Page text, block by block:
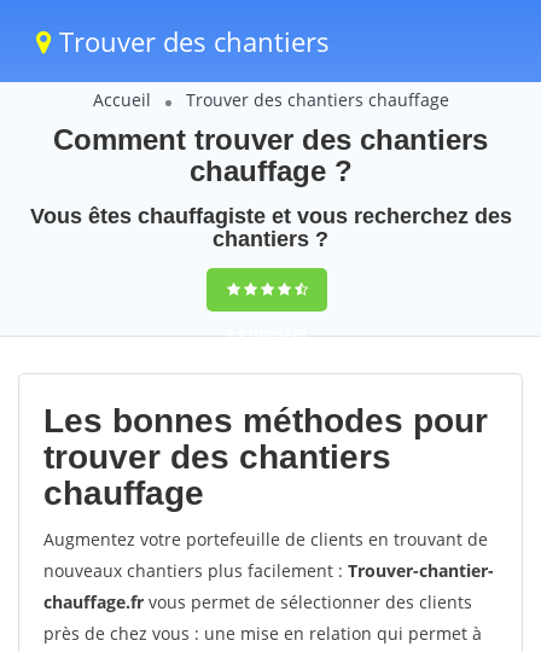
Trouver des chantiers
Accueil Trouver des chantiers chauffage
Comment trouver des chantiers
chauffage ?
Vous êtes chauffagiste et vous recherchez des
chantiers ?
9,5(100%)29
votes
Les bonnes méthodes pour
trouver des chantiers
chauffage
Augmentez votre portefeuille de clients en trouvant de
nouveaux chantiers plus facilement : Trouver-chantier-
chauffage.fr vous permet de sélectionner des clients
près de chez vous : une mise en relation qui permet à